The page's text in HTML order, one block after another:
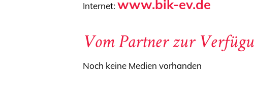
Internet: www.bik-ev.de
Vom Partner zur
Noch keine Medien vorhanden